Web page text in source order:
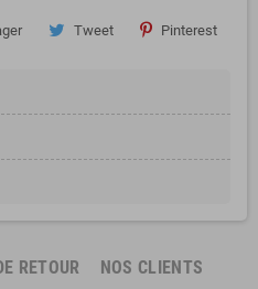
Tweet Pinterest
RETOUR NOS CLIENTS